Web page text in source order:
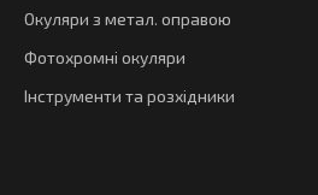
Окуляри з метал. оправою
Фотохромні окуляри
Інструменти та розхідники